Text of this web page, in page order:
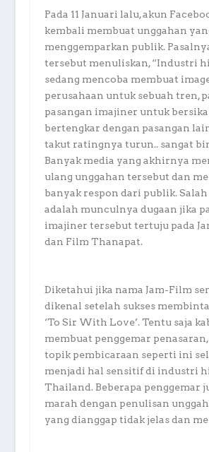
Pada 11 Januari lalu, akun
kembali membuat unggahan
menggemparkan publik.
tersebut menuliskan, “Industri
sedang mencoba membuat
perusahaan untuk sebuah tren,
pasangan imajiner untuk
bertengkar dengan pasangan
takut ratingnya turun.. sangat
Banyak media yang akhirnya
ulang unggahan tersebut dan
banyak respon dari publik. Salah
adalah munculnya dugaan jika
imajiner tersebut tertuju pada
dan Film Thanapat.
Diketahui jika nama Jam-Film
dikenal setelah sukses
‘To Sir With Love’. Tentu saja
membuat penggemar
topik pembicaraan seperti ini
menjadi hal sensitif di industri
Thailand. Beberapa penggemar
marah dengan penulisan
yang dianggap tidak jelas dan